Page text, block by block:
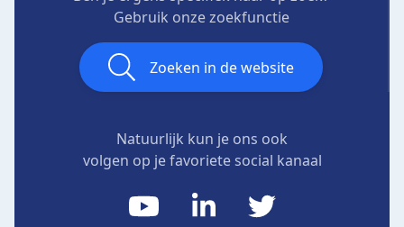
Gebruik onze zoekfunctie
Zoeken in de website
Natuurlijk kun je ons ook
volgen op je favoriete social kanaal